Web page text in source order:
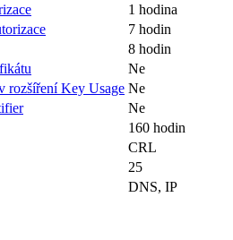
1 hodina
7 hodin
8 hodin
Ne
rozšíření Key Usage Ne
Ne
160 hodin
CRL
25
DNS, IP